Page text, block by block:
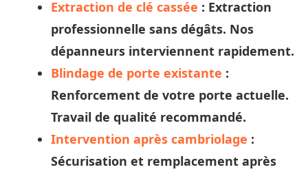
Extraction de clé cassée : Extraction
professionnelle sans dégâts. Nos
dépanneurs interviennent rapidement.
Blindage de porte existante :
Renforcement de votre porte actuelle.
Travail de qualité recommandé.
Intervention après cambriolage :
Sécurisation et remplacement après